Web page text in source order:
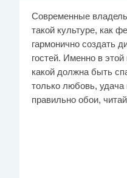
Современные
такой культуре, как
гармонично создать
гостей. Именно в
какой должна быть
только любовь,
правильно обои,